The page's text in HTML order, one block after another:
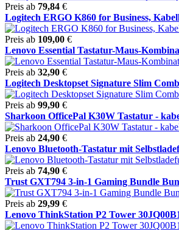
Preis ab 79,84 €
Logitech ERGO K860 for Business,
Preis ab 109,00 €
Lenovo Essential Tastatur-Maus-
Preis ab 32,90 €
Logitech Desktopset Signature Slim
Preis ab 99,90 €
Sharkoon OfficePal K30W Tastatur -
Preis ab 24,90 €
Lenovo Bluetooth-Tastatur mit
Preis ab 74,90 €
Trust GXT794 3-in-1 Gaming Bundle
Preis ab 29,99 €
Lenovo ThinkStation P2 Tower